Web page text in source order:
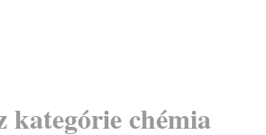
kategórie chémia